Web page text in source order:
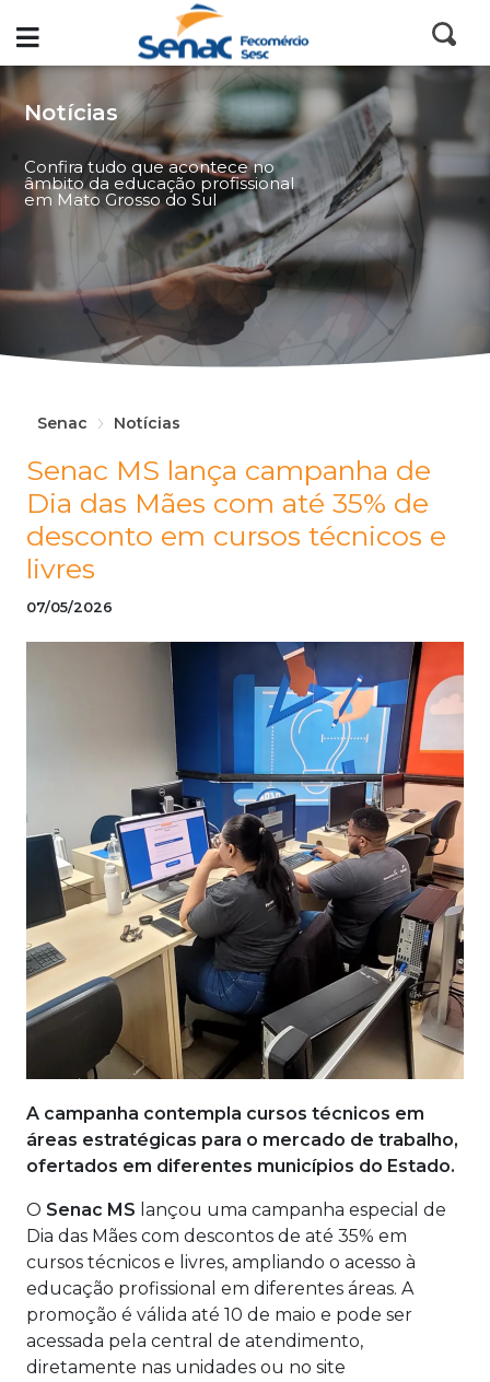
Notícias
Confira tudo que acontece no
âmbito da educação profissional
em Mato Grosso do Sul
Senac Notícias
Senac MS lança campanha de
Dia das Mães com até 35% de
desconto em cursos técnicos e
livres
07/05/2026
A campanha contempla cursos técnicos em
áreas estratégicas para o mercado de trabalho,
ofertados em diferentes municípios do Estado.
O Senac MS lançou uma campanha especial de
Dia das Mães com descontos de até 35% em
cursos técnicos e livres, ampliando o acesso à
educação profissional em diferentes áreas. A
promoção é válida até 10 de maio e pode ser
acessada pela central de atendimento,
diretamente nas unidades ou no site